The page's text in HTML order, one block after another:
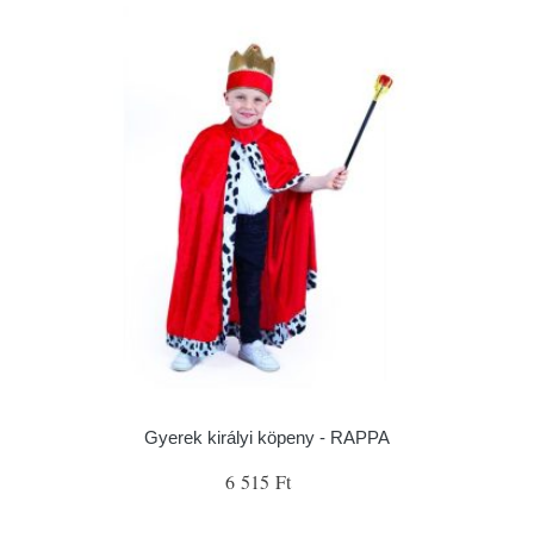
Gyerek királyi köpeny - RAPPA
6 515 Ft